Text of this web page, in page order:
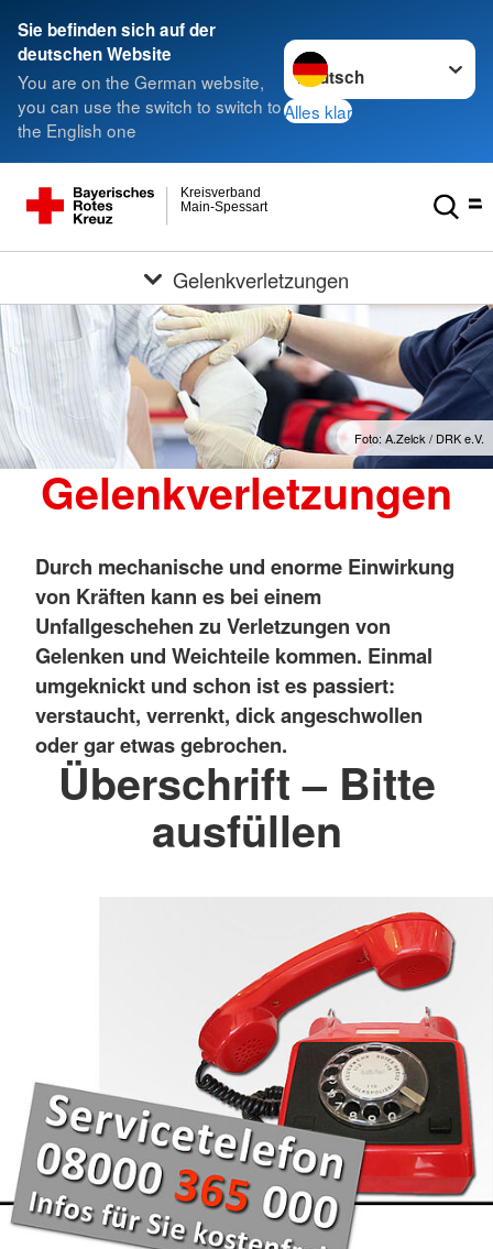
Sie befinden sich auf der
deutschen Website
You are on the German website,
you can use the switch to switch to
the English one
Sprache wechseln zu
Alles klar
Main-Spessart
Kreisverband
Gelenkverletzungen
Foto: A.Zelck / DRK e.V.
Gelenkverletzungen
Durch mechanische und enorme Einwirkung
von Kräften kann es bei einem
Unfallgeschehen zu Verletzungen von
Gelenken und Weichteile kommen. Einmal
umgeknickt und schon ist es passiert:
verstaucht, verrenkt, dick angeschwollen
oder gar etwas gebrochen.
Überschrift – Bitte
ausfüllen